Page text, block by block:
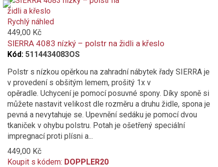
is
added
to
compare
Rychlý náhled
449,00 Kč
SIERRA 4083 nízký – polstr na židli a křeslo
Kód: 5114434083OS
Polstr s nízkou opěrkou na zahradní nábytek řady SIERRA je
v provedení s obšitým lemem, prošitý 1x v
opěradle. Uchycení je pomocí posuvné spony. Díky sponě si
můžete nastavit velikost dle rozměru a druhu židle, spona je
pevná a nevytahuje se. Upevnění sedáku je pomocí dvou
tkaniček v ohybu polstru. Potah je ošetřený speciální
impregnací proti plísni a...
449,00 Kč
Koupit s kódem: DOPPLER20